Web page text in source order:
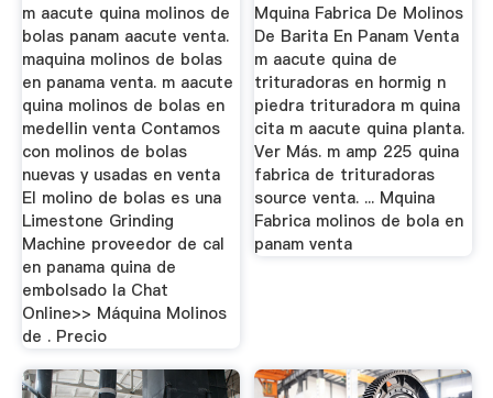
m aacute quina molinos de
bolas panam aacute venta.
maquina molinos de bolas
en panama venta. m aacute
quina molinos de bolas en
medellin venta Contamos
con molinos de bolas
nuevas y usadas en venta
El molino de bolas es una
Limestone Grinding
Machine proveedor de cal
en panama quina de
embolsado la Chat
Online>> Máquina Molinos
de . Precio
Mquina Fabrica De Molinos
De Barita En Panam Venta
m aacute quina de
trituradoras en hormig n
piedra trituradora m quina
cita m aacute quina planta.
Ver Más. m amp 225 quina
fabrica de trituradoras
source venta. ... Mquina
Fabrica molinos de bola en
panam venta